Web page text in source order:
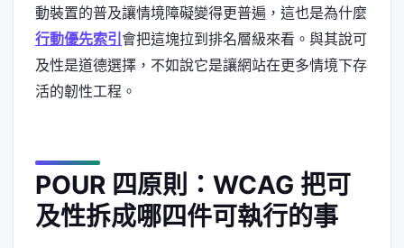
動裝置的普及讓情境障礙變得更普遍，這也是為什麼
行動優先索引 會把這塊拉到排名層級來看。與其說可
及性是道德選擇，不如說它是讓網站在更多情境下存
活的韌性工程。
POUR 四原則：WCAG 把可
及性拆成哪四件可執行的事